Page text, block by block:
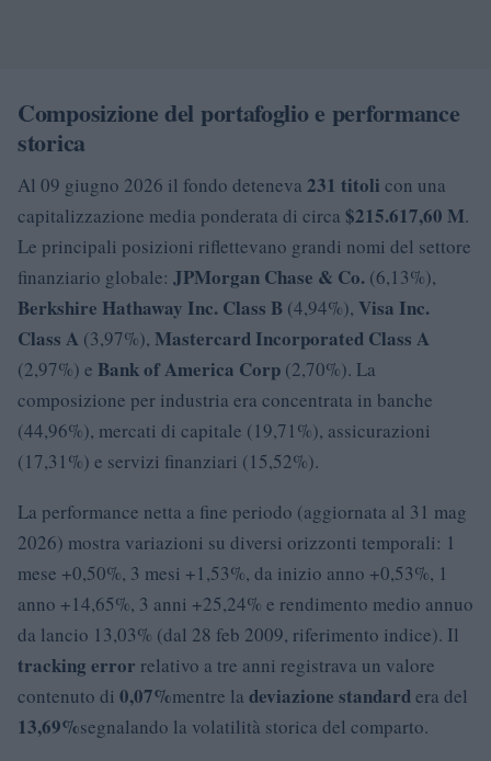
Composizione del portafoglio e performance
storica
Al 09 giugno 2026 il fondo deteneva 231 titoli con una
capitalizzazione media ponderata di circa $215.617,60 M.
Le principali posizioni riflettevano grandi nomi del settore
finanziario globale: JPMorgan Chase & Co. (6,13%),
Berkshire Hathaway Inc. Class B (4,94%), Visa Inc.
Class A (3,97%), Mastercard Incorporated Class A
(2,97%) e Bank of America Corp (2,70%). La
composizione per industria era concentrata in banche
(44,96%), mercati di capitale (19,71%), assicurazioni
(17,31%) e servizi finanziari (15,52%).
La performance netta a fine periodo (aggiornata al 31 mag
2026) mostra variazioni su diversi orizzonti temporali: 1
mese +0,50%, 3 mesi +1,53%, da inizio anno +0,53%, 1
anno +14,65%, 3 anni +25,24% e rendimento medio annuo
da lancio 13,03% (dal 28 feb 2009, riferimento indice). Il
tracking error relativo a tre anni registrava un valore
contenuto di 0,07%mentre la deviazione standardera del
13,69%segnalando la volatilità storica del comparto.